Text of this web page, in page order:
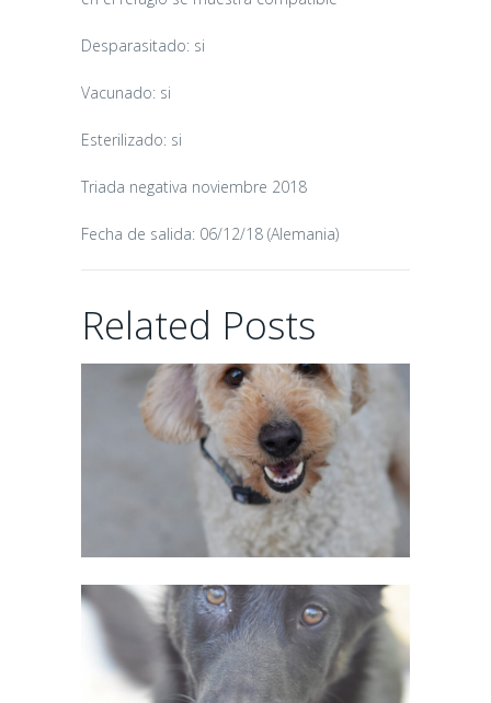
Desparasitado: si
Vacunado: si
Esterilizado: si
Triada negativa noviembre 2018
Fecha de salida: 06/12/18 (Alemania)
Related Posts
CANDY
02/06/2026